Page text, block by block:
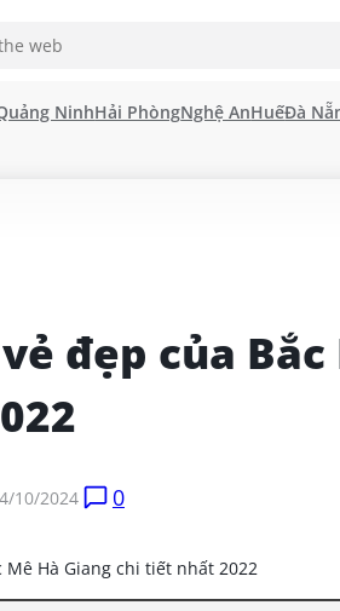
NinhHải PhòngNghệ AnHuếĐà
đẹp của
10/2024 0